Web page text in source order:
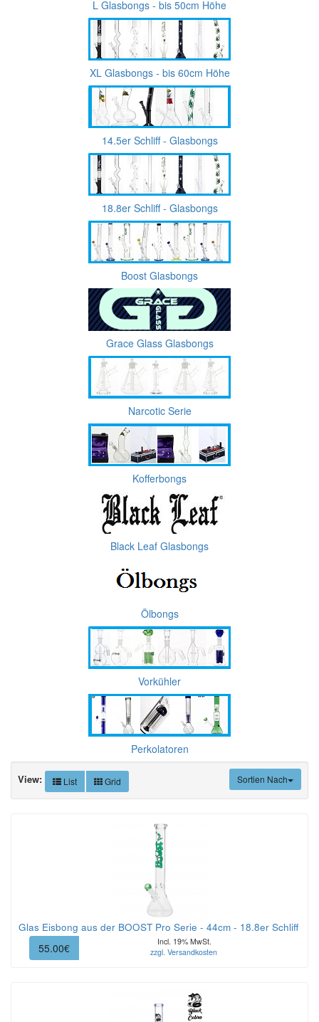
L Glasbongs - bis 50cm Höhe
XL Glasbongs - bis 60cm Höhe
14.5er Schliff - Glasbongs
18.8er Schliff - Glasbongs
Boost Glasbongs
Grace Glass Glasbongs
Narcotic Serie
Kofferbongs
Black Leaf Glasbongs
Ölbongs
Vorkühler
Perkolatoren
Sortien Nach
View: List Grid
Glas Eisbong aus der BOOST Pro Serie - 44cm - 18.8er Schliff
55.00€
Incl. 19% MwSt.
zzgl. Versandkosten